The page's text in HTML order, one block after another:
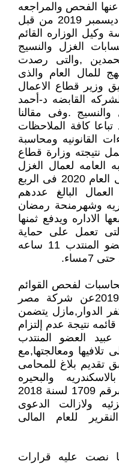
الفحص والمراجعه
بالتقرير الذى صدر بالاسكندريه 1ديسمبر 2019 من قبل
وكيل الوزاره القائم
الغزل والنسيج
,والتى رصدت
للمال العام والذى
وزير قطاع الاعمال
القابضه د-أحمد
.وفى مقالنا
سنورد تباعا كافة الملاحظات
القانونيه ومحاسبة
نتيجته وزارة قطاع
العامه لعمال الغزل
والنسيج ماليا كل عام مالى ,ويأتى العام 2020 فى الربع
البالغ عددهم
وشهرمنحة رمضان
الاداره ويدفع ثمنها
تعمل على حماية
المال العام أدت الى احتجاز العضو المنتدب 11 ساعه
لفحص القوائم
الماليه عن العام المالى2018: 2019عن شركة مصر
الدوار,مازل يتضمن
نتيجة عدم إلتزام
العضو المنتدب
ومعالجتها,مع
تقديم بلاغ للمحامى
والبحيره
برقم2لسنة2018 ,وقيدت دعوى برقم 1709 لسنة 2018
ولازالت الدعوى
للعام المالى
ما نصت عليه قرارات